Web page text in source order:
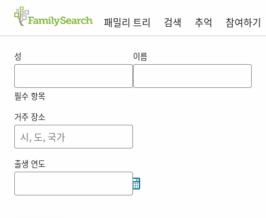
패밀리 트리 검색 추억
참여하기
성
필수 항목
이름
거주 장소
출생 연도